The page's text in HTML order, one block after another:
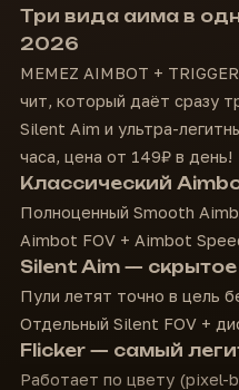
Три вида аима в
2026
MEMEZ AIMBOT +
чит, который даёт сразу
Silent Aim и ультра-
часа, цена от 149₽ в день!
Классический
Полноценный Smooth
Aimbot FOV + Aimbot
Silent Aim —
Пули летят точно в цель
Отдельный Silent FOV +
Flicker — самый
Работает по цвету (pixel-